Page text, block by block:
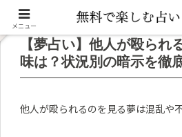
記事内に広告が含まれています。
【夢占い】他人が殴られ
味は？状況別の暗示を徹
他人が殴られるのを見る夢は混乱や
メニュー